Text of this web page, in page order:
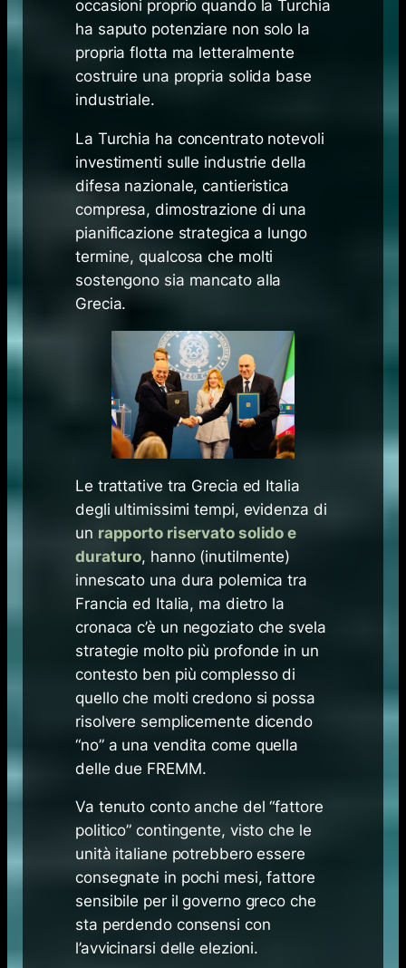
occasioni proprio quando la Turchia
ha saputo potenziare non solo la
propria flotta ma letteralmente
costruire una propria solida base
industriale.
La Turchia ha concentrato notevoli
investimenti sulle industrie della
difesa nazionale, cantieristica
compresa, dimostrazione di una
pianificazione strategica a lungo
termine, qualcosa che molti
sostengono sia mancato alla
Grecia.
Le trattative tra Grecia ed Italia
degli ultimissimi tempi, evidenza di
un rapporto riservato solido e
duraturo, hanno (inutilmente)
innescato una dura polemica tra
Francia ed Italia, ma dietro la
cronaca c’è un negoziato che svela
strategie molto più profonde in un
contesto ben più complesso di
quello che molti credono si possa
risolvere semplicemente dicendo
“no” a una vendita come quella
delle due FREMM.
Va tenuto conto anche del “fattore
politico” contingente, visto che le
unità italiane potrebbero essere
consegnate in pochi mesi, fattore
sensibile per il governo greco che
sta perdendo consensi con
l’avvicinarsi delle elezioni.